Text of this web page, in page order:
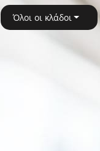
Όλοι οι κλάδοι